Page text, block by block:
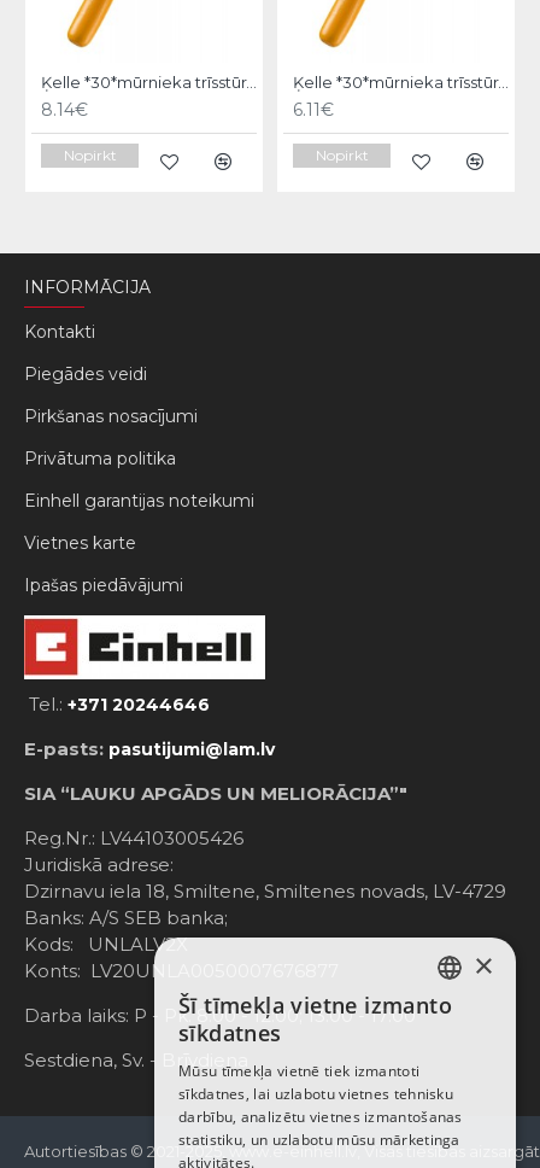
Ķelle *30*mūrnieka trīsstūra 18cm, Hardy
8.14€
Nopirkt
Ķelle *30*mūrnieka trīsstūra 22cm, Hardy
6.11€
Nopirkt
INFORMĀCIJA
Kontakti
Piegādes veidi
Pirkšanas nosacījumi
Privātuma politika
Einhell garantijas noteikumi
Vietnes karte
Ipašas piedāvājumi
Tel.: +371 20244646
E-pasts: pasutijumi@lam.lv
SIA “LAUKU APGĀDS UN MELIORĀCIJA”"
Reg.Nr.: LV44103005426
Juridiskā adrese:
Dzirnavu iela 18, Smiltene, Smiltenes novads, LV-4729
Banks: A/S SEB banka;
Kods: UNLALV2X
Konts: LV20UNLA0050007676877
Darba laiks: P - Pk. 8:00 - 12:00; 13:00 - 17:00
Sestdiena, Sv. - Brīvdiena
Autortiesības © 2021-2025, www.e-einhell.lv, Visas tiesības
LATVIAN
ENGLISH
×
Šī tīmekļa vietne izmanto
sīkdatnes
Mūsu tīmekļa vietnē tiek izmantoti
sīkdatnes, lai uzlabotu vietnes tehnisku
darbību, analizētu vietnes izmantošanas
statistiku, un uzlabotu mūsu mārketinga
aktivitātes.